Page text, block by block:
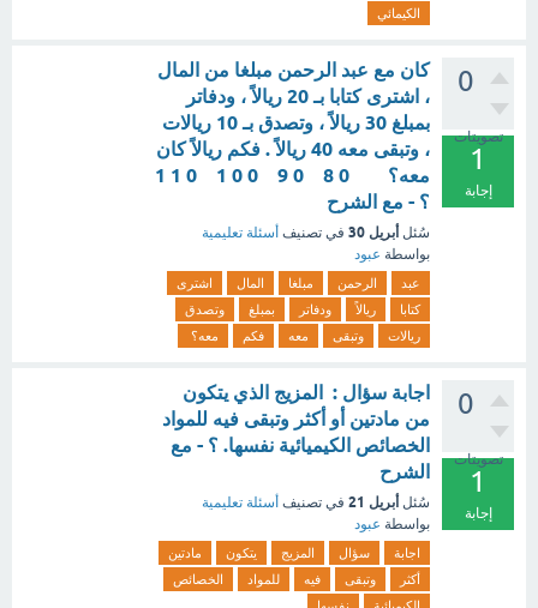
الكيمائي
0
تصويتات
1
إجابة
كان مع عبد الرحمن مبلغا من المال
، اشترى كتابا بـ 20 ريالاً ، ودفاتر
بمبلغ 30 ريالاً ، وتصدق بـ 10 ريالات
، وتبقى معه 40 ريالاً . فكم ريالاً كان
معه؟ 0 8 0 9 0 0 1 0 1 1
؟ - مع الشرح
سُئل أبريل 30 في تصنيف أسئلة تعليمية
بواسطة عبود
عبد الرحمن مبلغا المال
اشترى
كتابا
ريالاً ودفاتر بمبلغ
وتصدق
ريالات
وتبقى معه فكم معه؟
0
تصويتات
1
إجابة
اجابة سؤال : المزيج الذي يتكون
من مادتين أو أكثر وتبقى فيه للمواد
الخصائص الكيميائية نفسها. ؟ - مع
الشرح
سُئل أبريل 21 في تصنيف أسئلة تعليمية
بواسطة عبود
اجابة سؤال المزيج يتكون
مادتين
أكثر
وتبقى فيه للمواد
الخصائص